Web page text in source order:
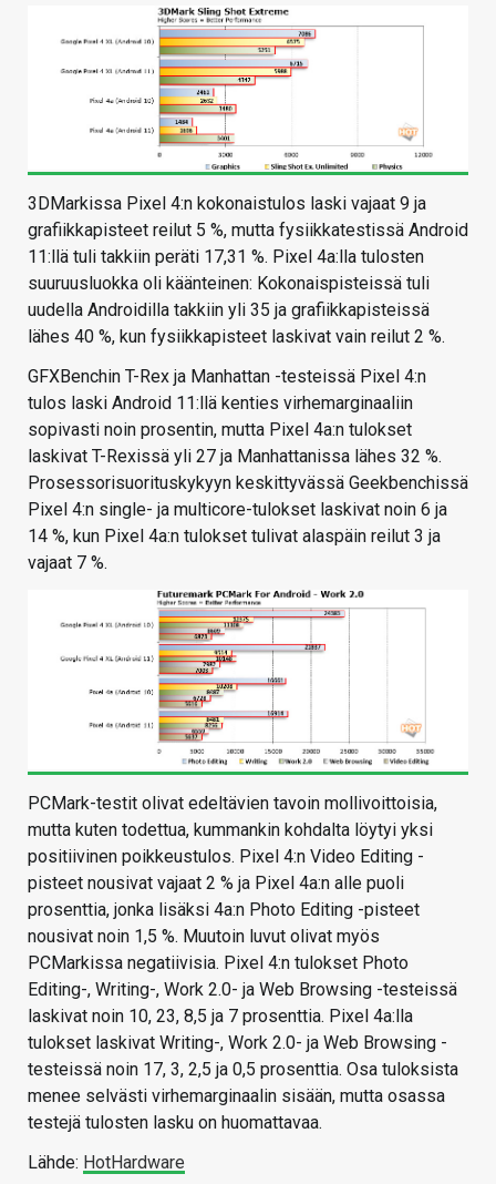
3DMarkissa Pixel 4:n kokonaistulos laski vajaat 9 ja
grafiikkapisteet reilut 5 %, mutta fysiikkatestissä Android
11:llä tuli takkiin peräti 17,31 %. Pixel 4a:lla tulosten
suuruusluokka oli käänteinen: Kokonaispisteissä tuli
uudella Androidilla takkiin yli 35 ja grafiikkapisteissä
lähes 40 %, kun fysiikkapisteet laskivat vain reilut 2 %.
GFXBenchin T-Rex ja Manhattan -testeissä Pixel 4:n
tulos laski Android 11:llä kenties virhemarginaaliin
sopivasti noin prosentin, mutta Pixel 4a:n tulokset
laskivat T-Rexissä yli 27 ja Manhattanissa lähes 32 %.
Prosessorisuorituskykyyn keskittyvässä Geekbenchissä
Pixel 4:n single- ja multicore-tulokset laskivat noin 6 ja
14 %, kun Pixel 4a:n tulokset tulivat alaspäin reilut 3 ja
vajaat 7 %.
PCMark-testit olivat edeltävien tavoin mollivoittoisia,
mutta kuten todettua, kummankin kohdalta löytyi yksi
positiivinen poikkeustulos. Pixel 4:n Video Editing -
pisteet nousivat vajaat 2 % ja Pixel 4a:n alle puoli
prosenttia, jonka lisäksi 4a:n Photo Editing -pisteet
nousivat noin 1,5 %. Muutoin luvut olivat myös
PCMarkissa negatiivisia. Pixel 4:n tulokset Photo
Editing-, Writing-, Work 2.0- ja Web Browsing -testeissä
laskivat noin 10, 23, 8,5 ja 7 prosenttia. Pixel 4a:lla
tulokset laskivat Writing-, Work 2.0- ja Web Browsing -
testeissä noin 17, 3, 2,5 ja 0,5 prosenttia. Osa tuloksista
menee selvästi virhemarginaalin sisään, mutta osassa
testejä tulosten lasku on huomattavaa.
Lähde: HotHardware